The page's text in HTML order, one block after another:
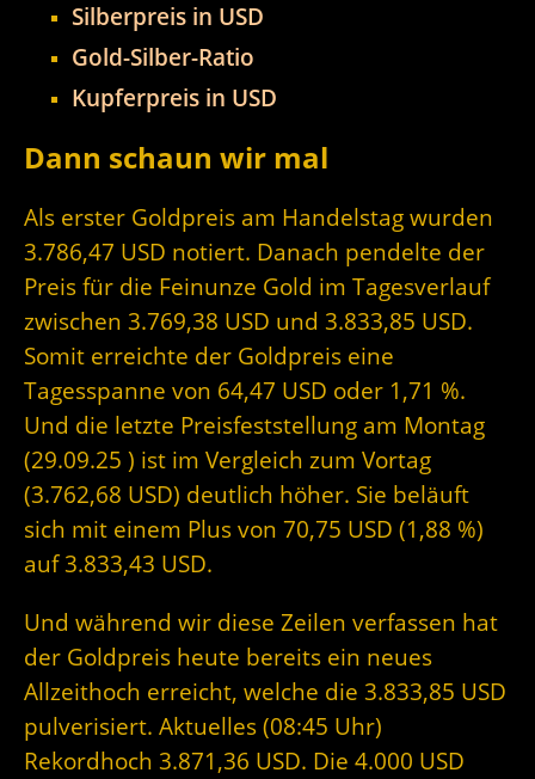
Silberpreis in USD
Gold-Silber-Ratio
Kupferpreis in USD
Dann schaun wir mal
Als erster Goldpreis am Handelstag wurden
3.786,47 USD notiert. Danach pendelte der
Preis für die Feinunze Gold im Tagesverlauf
zwischen 3.769,38 USD und 3.833,85 USD.
Somit erreichte der Goldpreis eine
Tagesspanne von 64,47 USD oder 1,71 %.
Und die letzte Preisfeststellung am Montag
(29.09.25 ) ist im Vergleich zum Vortag
(3.762,68 USD) deutlich höher. Sie beläuft
sich mit einem Plus von 70,75 USD (1,88 %)
auf 3.833,43 USD.
Und während wir diese Zeilen verfassen hat
der Goldpreis heute bereits ein neues
Allzeithoch erreicht, welche die 3.833,85 USD
pulverisiert. Aktuelles (08:45 Uhr)
Rekordhoch 3.871,36 USD. Die 4.000 USD